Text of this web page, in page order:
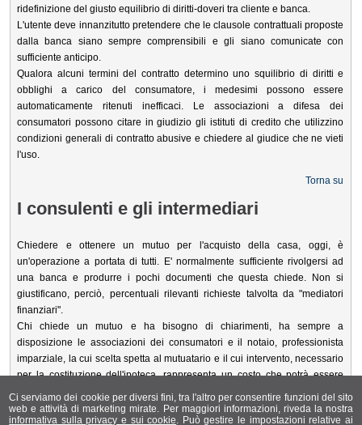
Ci serviamo dei cookie per diversi fini, tra l'altro per consentire funzioni del sito
web e attività di marketing mirate. Per maggiori informazioni, riveda la nostra
informativa sulla privacy e sui cookie. Può gestire le impostazioni relative ai
ridefinizione del giusto equilibrio di diritti-doveri tra cliente e banca.
L'utente deve innanzitutto pretendere che le clausole contrattuali proposte
dalla banca siano sempre comprensibili e gli siano comunicate con
sufficiente anticipo.
Qualora alcuni termini del contratto determino uno squilibrio di diritti e
obblighi a carico del consumatore, i medesimi possono essere
automaticamente ritenuti inefficaci. Le associazioni a difesa dei
consumatori possono citare in giudizio gli istituti di credito che utilizzino
condizioni generali di contratto abusive e chiedere al giudice che ne vieti
l'uso.
Torna su
I consulenti e gli intermediari
Chiedere e ottenere un mutuo per l'acquisto della casa, oggi, è
un'operazione a portata di tutti. E' normalmente sufficiente rivolgersi ad
una banca e produrre i pochi documenti che questa chiede. Non si
giustificano, perciò, percentuali rilevanti richieste talvolta da "mediatori
finanziari".
Chi chiede un mutuo e ha bisogno di chiarimenti, ha sempre a
disposizione le associazioni dei consumatori e il notaio, professionista
imparziale, la cui scelta spetta al mutuatario e il cui intervento, necessario
per la costituzione dell'ipoteca, rappresenta un costo che potrà essere
utilizzato al meglio per avere tutta la consulenza necessaria.
Torna su